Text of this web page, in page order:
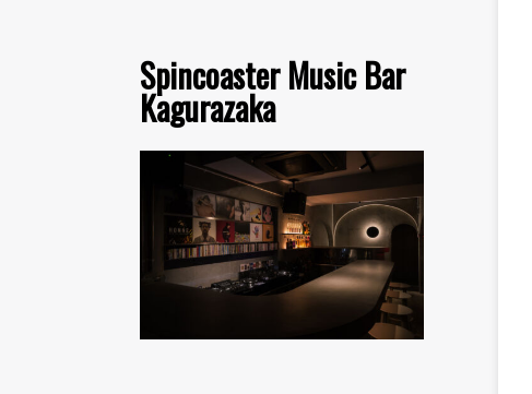
Spincoaster Music Bar
Kagurazaka